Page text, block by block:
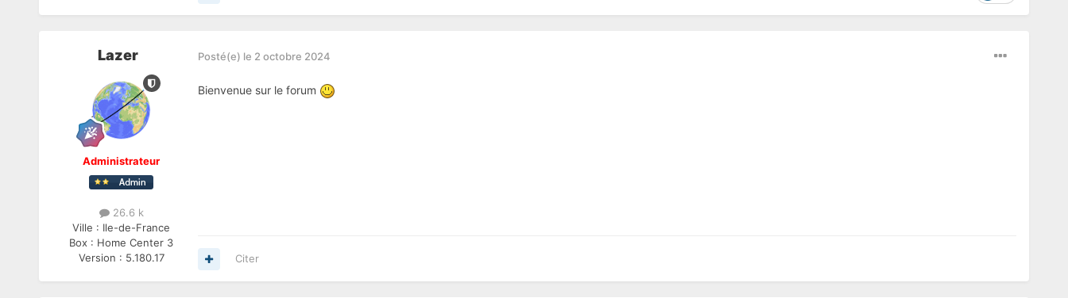
Lazer
Administrateur
26.6 k
Ville : Ile-de-France
Box : Home Center 3
Version : 5.180.17
Posté(e) le 2 octobre 2024
Bienvenue sur le forum
Citer